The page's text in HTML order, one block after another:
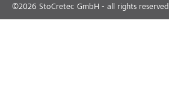
©2026 StoCretec GmbH - all rights reserved